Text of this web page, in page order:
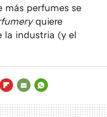
más perfumes se
quiere
la industria (y el
MAIL